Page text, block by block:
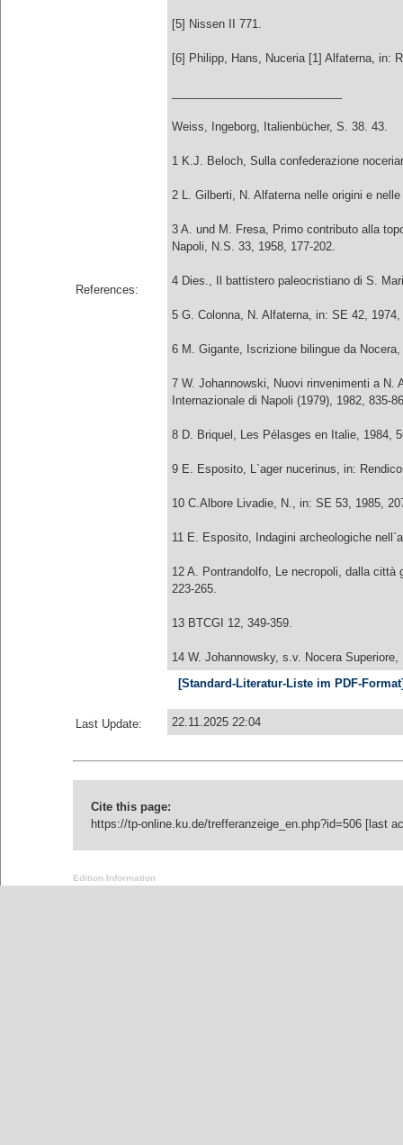
References:
[5] Nissen II 771.
[6] Philipp, Hans, Nuceria [1] Alfaterna, in:
Weiss, Ingeborg, Italienbücher, S. 38. 43.
1 K.J. Beloch, Sulla confederazione
2 L. Gilberti, N. Alfaterna nelle origini e
3 A. und M. Fresa, Primo contributo alla
Napoli, N.S. 33, 1958, 177-202.
4 Dies., Il battistero paleocristiano di S.
5 G. Colonna, N. Alfaterna, in: SE 42, 1974,
6 M. Gigante, Iscrizione bilingue da
7 W. Johannowski, Nuovi rinvenimenti a N.
Internazionale di Napoli (1979), 1982, 835-
8 D. Briquel, Les Pélasges en Italie, 1984,
9 E. Esposito, L`ager nucerinus, in:
10 C.Albore Livadie, N., in: SE 53, 1985,
11 E. Esposito, Indagini archeologiche
12 A. Pontrandolfo, Le necropoli, dalla
223-265.
13 BTCGI 12, 349-359.
14 W. Johannowsky, s.v. Nocera
[Standard-Literatur-Liste im PDF-
Last Update: 22.11.2025 22:04
Cite this page:
https://tp-online.ku.de/trefferanzeige_en.php?id=506 [last
Edition Information